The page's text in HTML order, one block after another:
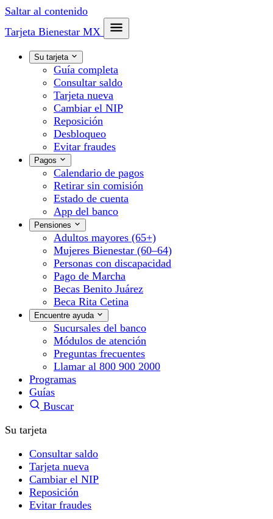
Saltar al contenido
Tarjeta Bienestar MX
Su tarjeta
Guía completa
Consultar saldo
Tarjeta nueva
Cambiar el NIP
Reposición
Desbloqueo
Evitar fraudes
Pagos
Calendario de pagos
Retirar sin comisión
Estado de cuenta
App del banco
Pensiones
Adultos mayores (65+)
Mujeres Bienestar (60–64)
Personas con discapacidad
Pago de Marcha
Becas Benito Juárez
Beca Rita Cetina
Encuentre ayuda
Sucursales del banco
Módulos de atención
Preguntas frecuentes
Llamar al 800 900 2000
Programas
Guías
Buscar
Su tarjeta
Consultar saldo
Tarjeta nueva
Cambiar el NIP
Reposición
Evitar fraudes